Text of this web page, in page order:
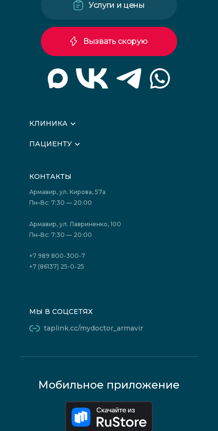
КЛИНИКА
Вышестоящие организации
Лицензии
Фотогалерея
Политика конфиденциальности
Акции
ПАЦИЕНТУ
Подготовка к сдаче анализов
Акции
Отзывы
Государственные программы
Юридическим лицам
Услуги и цены
Вызвать скорую
КОНТАКТЫ
Армавир, ул. Кирова, 57а
Пн–Вс: 7:30 — 20:00
Армавир, ул. Лавриненко, 100
Пн–Вс: 7:30 — 20:00
+7 989 800-300-7
+7 (86137) 25-0-25
МЫ В СОЦСЕТЯХ
taplink.cc/mydoctor_armavir
Мобильное приложение